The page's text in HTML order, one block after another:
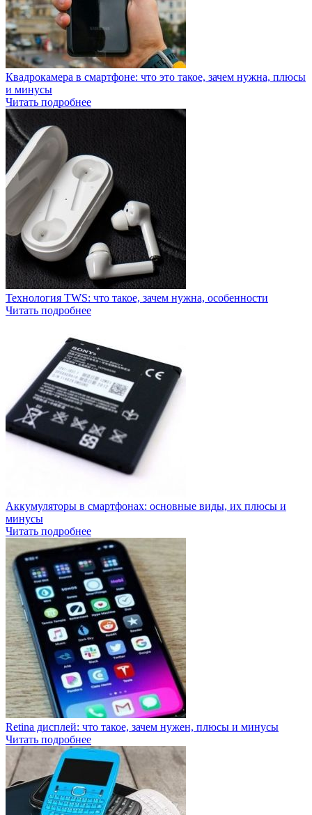
Квадрокамера в смартфоне: что это такое, зачем нужна, плюсы
и минусы
Читать подробнее
Технология TWS: что такое, зачем нужна, особенности
Читать подробнее
Аккумуляторы в смартфонах: основные виды, их плюсы и
минусы
Читать подробнее
Retina дисплей: что такое, зачем нужен, плюсы и минусы
Читать подробнее